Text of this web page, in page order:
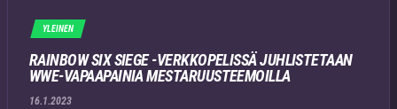
YLEINEN
RAINBOW SIX SIEGE -VERKKOPELISSÄ JUHLISTETAAN
WWE-VAPAAPAINIA MESTARUUSTEEMOILLA
16.1.2023